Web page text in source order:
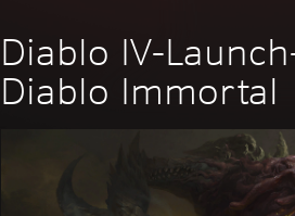
Diablo IV-
Diablo Immortal